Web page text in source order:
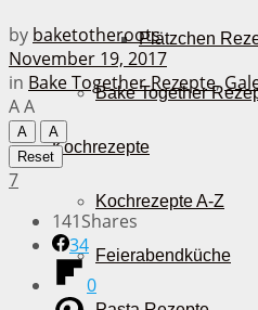
Plätzchen
Bake Together
Kochrezepte
Kochrezepte A-Z
Feierabendküche
by baketotheroots
November 19, 2017
in Bake Together Rezepte,
AA
A
A
Reset
7
141Shares
34
0